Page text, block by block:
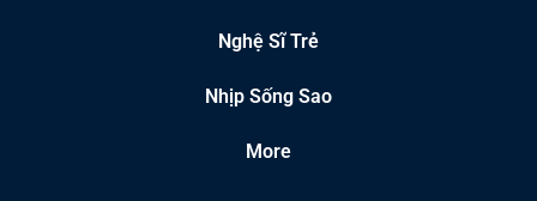
Nghệ Sĩ Trẻ
Nhịp Sống Sao
More